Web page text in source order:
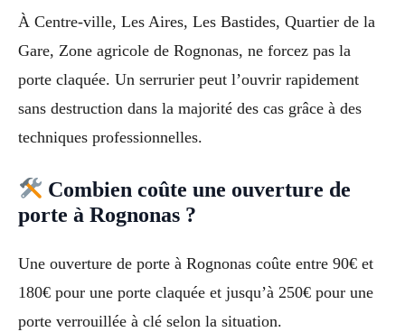
À Centre-ville, Les Aires, Les Bastides, Quartier de la
Gare, Zone agricole de Rognonas, ne forcez pas la
porte claquée. Un serrurier peut l’ouvrir rapidement
sans destruction dans la majorité des cas grâce à des
techniques professionnelles.
Combien coûte une ouverture de
porte à Rognonas ?
Une ouverture de porte à Rognonas coûte entre 90€ et
180€ pour une porte claquée et jusqu’à 250€ pour une
porte verrouillée à clé selon la situation.